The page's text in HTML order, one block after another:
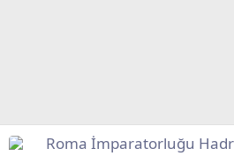
Roma İmparatorluğu